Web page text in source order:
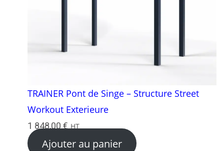
TRAINER Pont de Singe – Structure Street
Workout Exterieure
1 848,00 € HT
Ajouter au panier